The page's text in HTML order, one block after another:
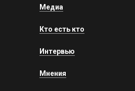
Медиа
Кто есть кто
Интервью
Мнения